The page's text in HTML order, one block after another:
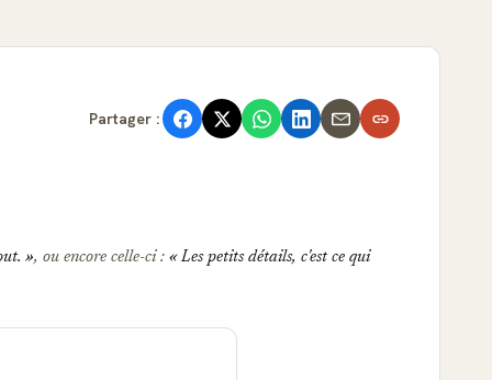
Partager :
, ou encore celle-ci : Les petits détails, c'est ce qui